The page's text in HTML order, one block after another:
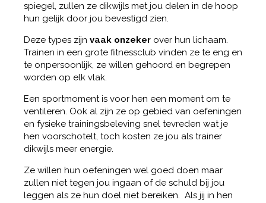
spiegel, zullen ze dikwijls met jou delen in de hoop
hun gelijk door jou bevestigd zien.
Deze types zijn vaak onzeker over hun lichaam.
Trainen in een grote fitnessclub vinden ze te eng en
te onpersoonlijk, ze willen gehoord en begrepen
worden op elk vlak.
Een sportmoment is voor hen een moment om te
ventileren. Ook al zijn ze op gebied van oefeningen
en fysieke trainingsbeleving snel tevreden wat je
hen voorschotelt, toch kosten ze jou als trainer
dikwijls meer energie.
Ze willen hun oefeningen wel goed doen maar
zullen niet tegen jou ingaan of de schuld bij jou
leggen als ze hun doel niet bereiken. Als jij in hen